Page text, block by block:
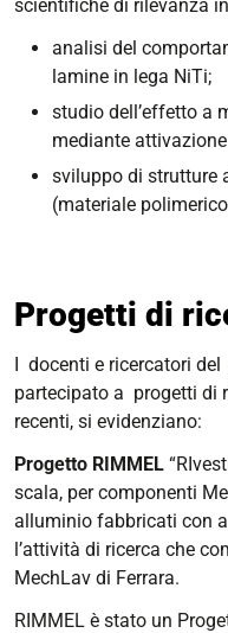
scientifiche di rilevanza
analisi del
lamine in lega NiTi;
studio dell’effetto a
mediante
sviluppo di strutture
(materiale
Progetti di
I docenti e ricercatori
partecipato a progetti di
recenti, si evidenziano:
Progetto RIMMEL
scala, per componenti
alluminio fabbricati con
l’attività di ricerca che
MechLav di Ferrara.
RIMMEL è stato un